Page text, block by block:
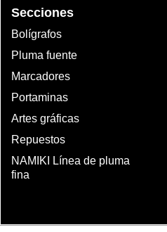
Secciones
Bolígrafos
Pluma fuente
Marcadores
Portaminas
Artes gráficas
Repuestos
NAMIKI Línea de pluma
fina